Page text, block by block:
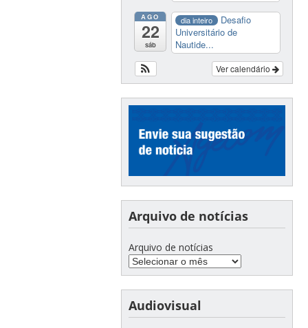
AGO
22
sáb
dia inteiro
Desafio
Universitário de
Nautide...
Ver calendário
Arquivo de notícias
Arquivo de notícias
Audiovisual